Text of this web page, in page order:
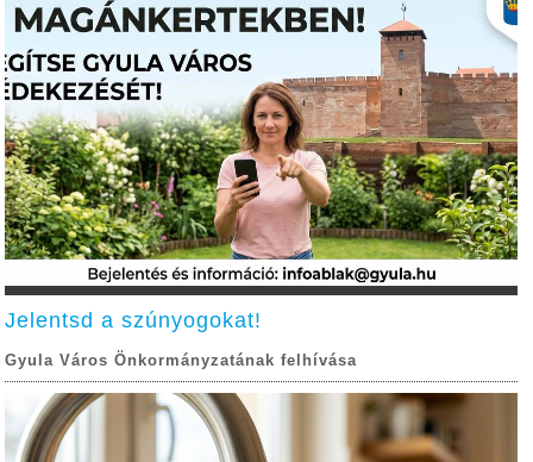
Jelentsd a szúnyogokat!
Gyula Város Önkormányzatának felhívása